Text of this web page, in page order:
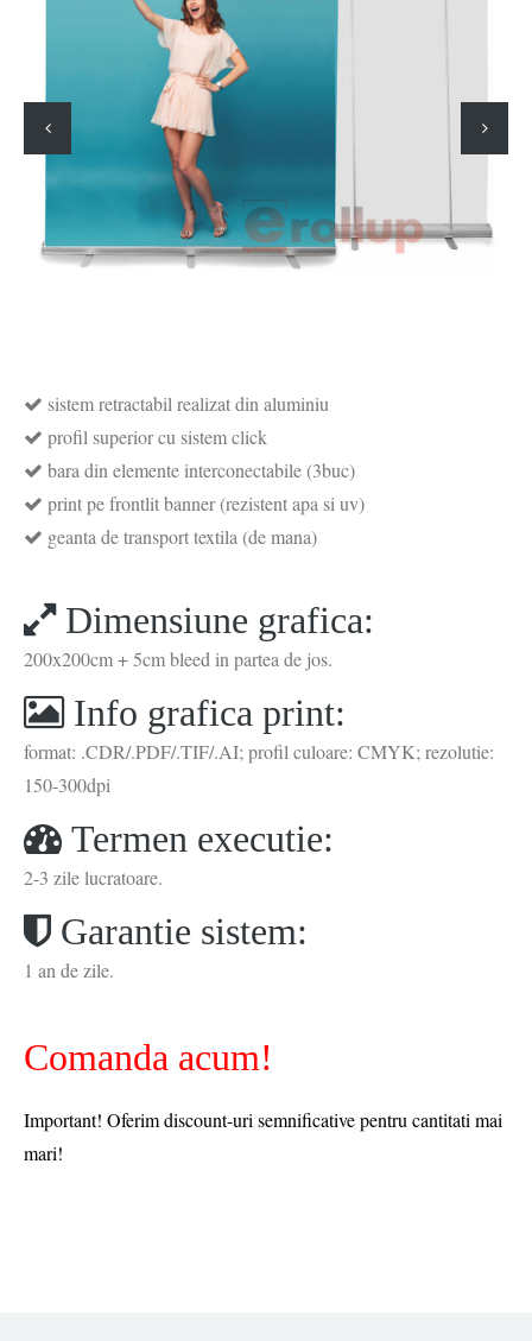
sistem retractabil realizat din aluminiu
profil superior cu sistem click
bara din elemente interconectabile (3buc)
print pe frontlit banner (rezistent apa si uv)
geanta de transport textila (de mana)
Dimensiune grafica:
200x200cm + 5cm bleed in partea de jos.
Info grafica print:
format: .CDR/.PDF/.TIF/.AI; profil culoare: CMYK; rezolutie:
150-300dpi
Termen executie:
2-3 zile lucratoare.
Garantie sistem:
1 an de zile.
Comanda acum!
Important! Oferim discount-uri semnificative pentru cantitati mai
mari!